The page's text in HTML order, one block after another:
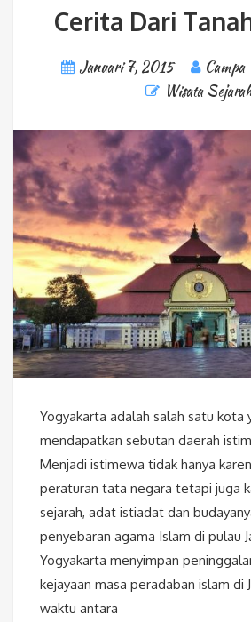
Cerita Dari
Januari 7, 2015
Campa
Wisata Sejarah
Yogyakarta adalah salah satu kota
mendapatkan sebutan daerah
Menjadi istimewa tidak hanya
peraturan tata negara tetapi juga
sejarah, adat istiadat dan
penyebaran agama Islam di pulau
Yogyakarta menyimpan
kejayaan masa peradaban islam di
waktu antara